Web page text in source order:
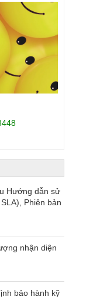
Hướng dẫn sử
Phiên bản
nhận diện
bảo hành kỹ